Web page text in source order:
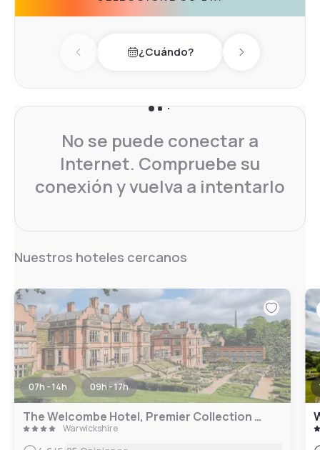
Previous day¿Cuándo? Next day
No se puede conectar a
Internet. Compruebe su
conexión y vuelva a intentarlo
Nuestros hoteles cercanos
07h - 14h 09h - 17h
The Welcombe Hotel, Premier Collection By Best Western
Warwickshire